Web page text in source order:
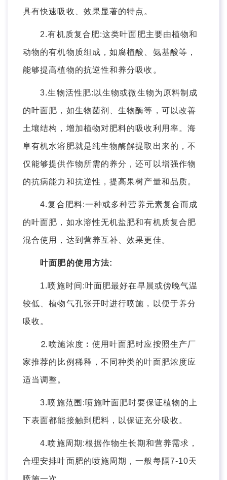
具有快速吸收、效果显著的特点。
2.有机质复合肥:这类叶面肥主要由植物和
动物的有机物质组成，如腐植酸、氨基酸等，
能够提高植物的抗逆性和养分吸收。
3.生物活性肥:以生物或微生物为原料制成
的叶面肥，如生物菌剂、生物酶等，可以改善
土壤结构，增加植物对肥料的吸收利用率。海
阜有机水溶肥就是纯生物酶解提取出来的，不
仅能够提供作物所需的养分，还可以增强作物
的抗病能力和抗逆性，提高果树产量和品质。
4.复合肥料:一种或多种营养元素复合而成
的叶面肥，如水溶性无机盐肥和有机质复合肥
混合使用，达到营养互补、效果更佳。
叶面肥的使用方法:
1.喷施时间:叶面肥最好在早晨或傍晚气温
较低、植物气孔张开时进行喷施，以便于养分
吸收。
⒉喷施浓度︰使用叶面肥时应按照生产厂
家推荐的比例稀释，不同种类的叶面肥浓度应
适当调整。
3.喷施范围:喷施叶面肥时要保证植物的上
下表面都能接触到肥料，以保证充分吸收。
4.喷施周期:根据作物生长期和营养需求，
合理安排叶面肥的喷施周期，一般每隔7-10天